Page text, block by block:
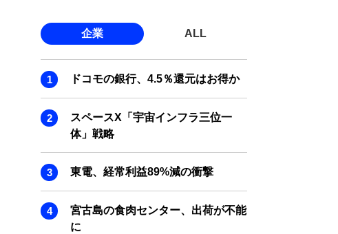
企業 ALL
ドコモの銀行、4.5％還元はお得か
スペースX「宇宙インフラ三位一
体」戦略
東電、経常利益89%減の衝撃
宮古島の食肉センター、出荷が不能
に